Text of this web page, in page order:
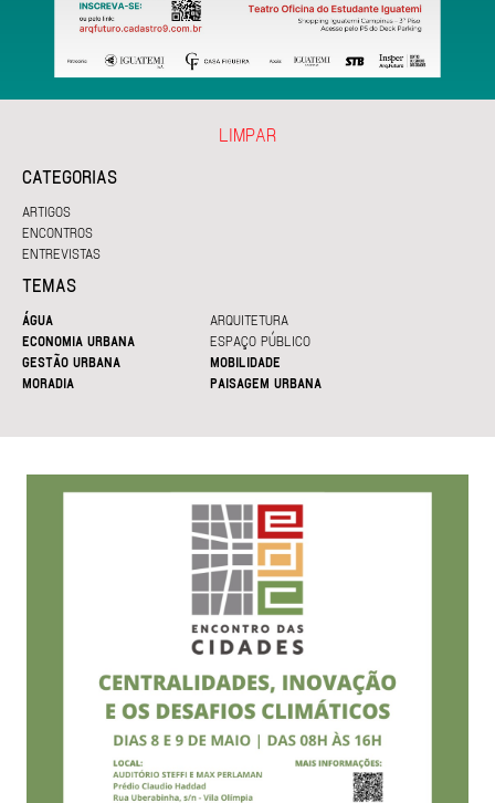
CATEGORIAS
ARTIGOS
ENCONTROS
ENTREVISTAS
TEMAS
ÁGUA
ARQUITETURA
ECONOMIA URBANA
ESPAÇO PÚBLICO
GESTÃO URBANA
MOBILIDADE
MORADIA
PAISAGEM URBANA
LIMPAR